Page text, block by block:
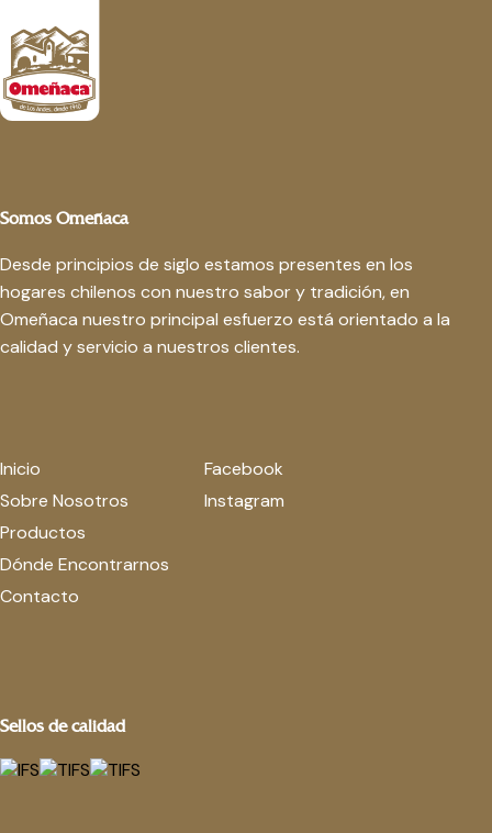
Somos Omeñaca
Desde principios de siglo estamos presentes en los
hogares chilenos con nuestro sabor y tradición, en
Omeñaca nuestro principal esfuerzo está orientado a la
calidad y servicio a nuestros clientes.
Inicio
Sobre Nosotros
Productos
Dónde Encontrarnos
Contacto
Facebook
Instagram
Sellos de calidad